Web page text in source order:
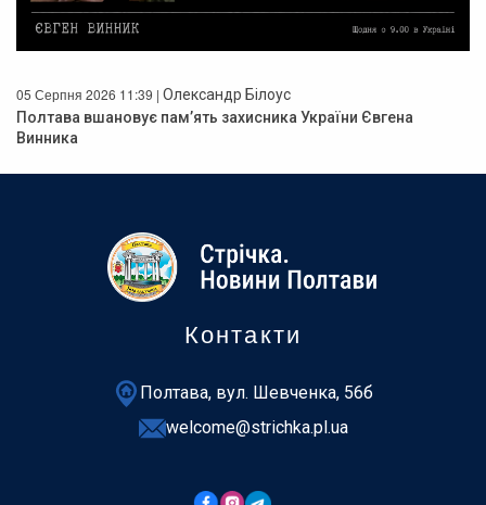
05 Серпня 2026 11:39 | Олександр Білоус
Полтава вшановує пам’ять захисника України Євгена
Винника
Контакти
Полтава, вул. Шевченка, 56б
welcome@strichka.pl.ua